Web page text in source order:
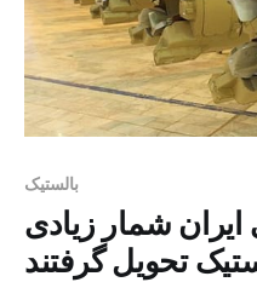
بالستیک
شمار زیادی
تحویل گرفتند